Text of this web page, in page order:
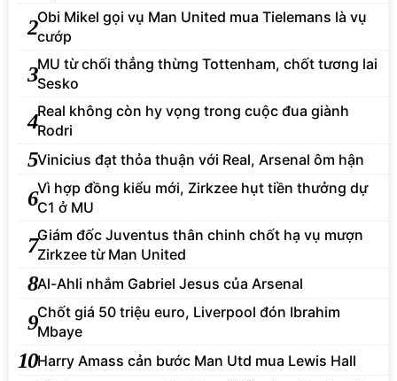
2Obi Mikel gọi vụ Man United mua Tielemans là vụ
cướp
3MU từ chối thẳng thừng Tottenham, chốt tương lai
Sesko
4Real không còn hy vọng trong cuộc đua giành
Rodri
5Vinicius đạt thỏa thuận với Real, Arsenal ôm hận
6Vì hợp đồng kiểu mới, Zirkzee hụt tiền thưởng dự
C1 ở MU
7Giám đốc Juventus thân chinh chốt hạ vụ mượn
Zirkzee từ Man United
8Al-Ahli nhắm Gabriel Jesus của Arsenal
9Chốt giá 50 triệu euro, Liverpool đón Ibrahim
Mbaye
10Harry Amass cản bước Man Utd mua Lewis Hall